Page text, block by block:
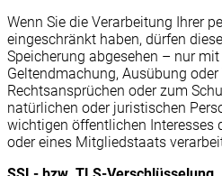
Wenn Sie die Verarbeitung Ihrer
eingeschränkt haben, dürfen
Speicherung abgesehen – nur
Geltendmachung, Ausübung
Rechtsansprüchen oder zum
natürlichen oder juristischen
wichtigen öffentlichen Interesses
oder eines Mitgliedstaats